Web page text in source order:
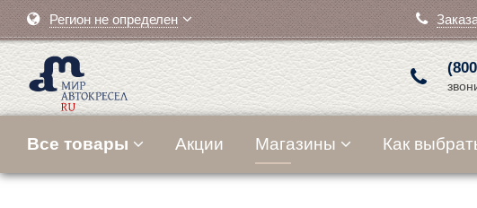
Регион не определен
Все товары Акции Магазины Как